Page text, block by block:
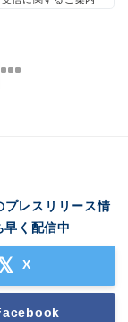
プレスリリース情
早く配信中
X